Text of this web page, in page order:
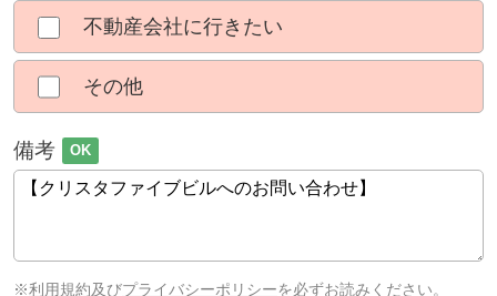
不動産会社に行きたい
その他
備考 OK
※利用規約及びプライバシーポリシーを必ずお読みください。